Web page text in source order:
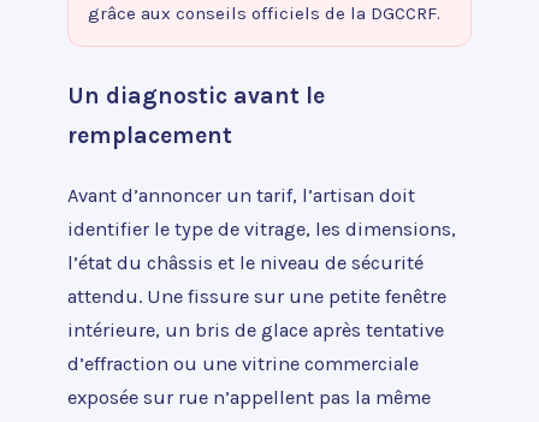
grâce aux conseils officiels de la DGCCRF.
Un diagnostic avant le
remplacement
Avant d’annoncer un tarif, l’artisan doit
identifier le type de vitrage, les dimensions,
l’état du châssis et le niveau de sécurité
attendu. Une fissure sur une petite fenêtre
intérieure, un bris de glace après tentative
d’effraction ou une vitrine commerciale
exposée sur rue n’appellent pas la même